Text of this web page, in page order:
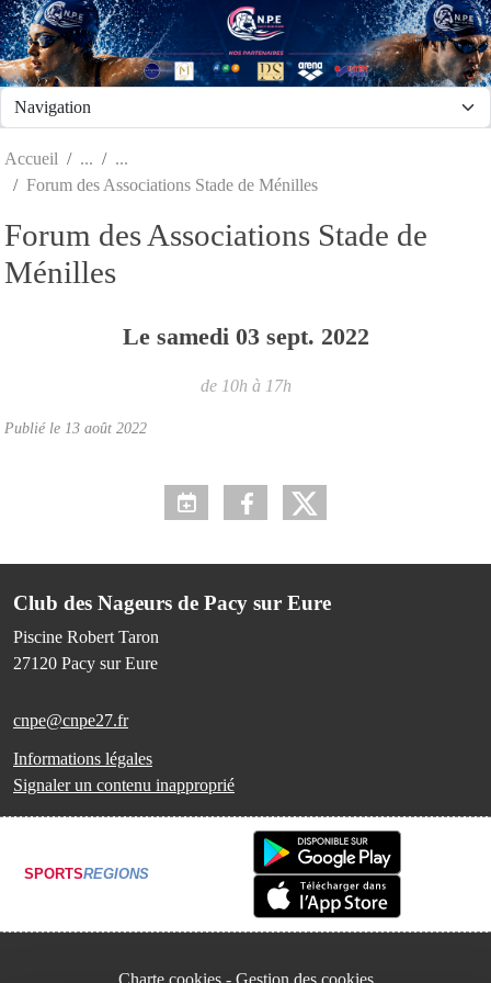
Accueil
Forum des Associations Stade de Ménilles
Forum des Associations Stade de
Ménilles
Le samedi 03 sept. 2022
de 10h à 17h
Publié le 13 août 2022
Club des Nageurs de Pacy sur Eure
Piscine Robert Taron
27120 Pacy sur Eure
cnpe@cnpe27.fr
Informations légales
Signaler un contenu inapproprié
SPORTSREGIONS
Charte cookies Gestion des cookies
Panneau de gestion des cookies